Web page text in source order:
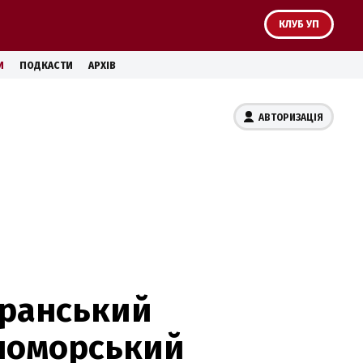
КЛУБ УП
ПОДКАСТИ АРХІВ
АВТОРИЗАЦІЯ